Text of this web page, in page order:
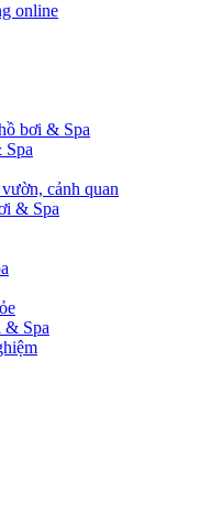
online
bơi & Spa
cảnh quan
& Spa
Spa